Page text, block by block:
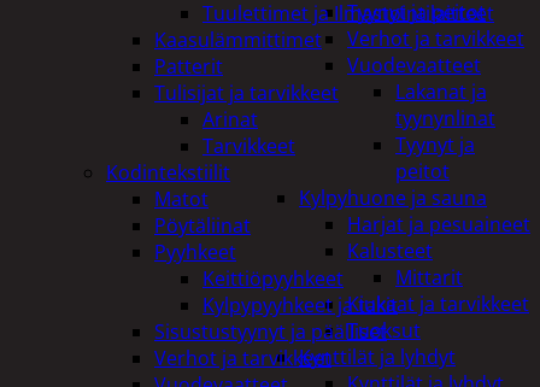
Tyynyt ja peitot
Verhot ja tarvikkeet
Vuodevaatteet
Lakanat ja
tyynynlinat
Tyynyt ja
peitot
Kylpyhuone ja sauna
Harjat ja pesuaineet
Kalusteet
Mittarit
Kiukaat ja tarvikkeet
Tuoksut
Kynttilät ja lyhdyt
Tuulettimet ja Ilmastointilaitteet
Kaasulämmittimet
Patterit
Tulisijat ja tarvikkeet
Arinat
Tarvikkeet
Kodintekstiilit
Matot
Pöytäliinat
Pyyhkeet
Keittiöpyyhkeet
Kylpypyyhkeet ja takit
Sisustustyynyt ja päälliset
Verhot ja tarvikkeet